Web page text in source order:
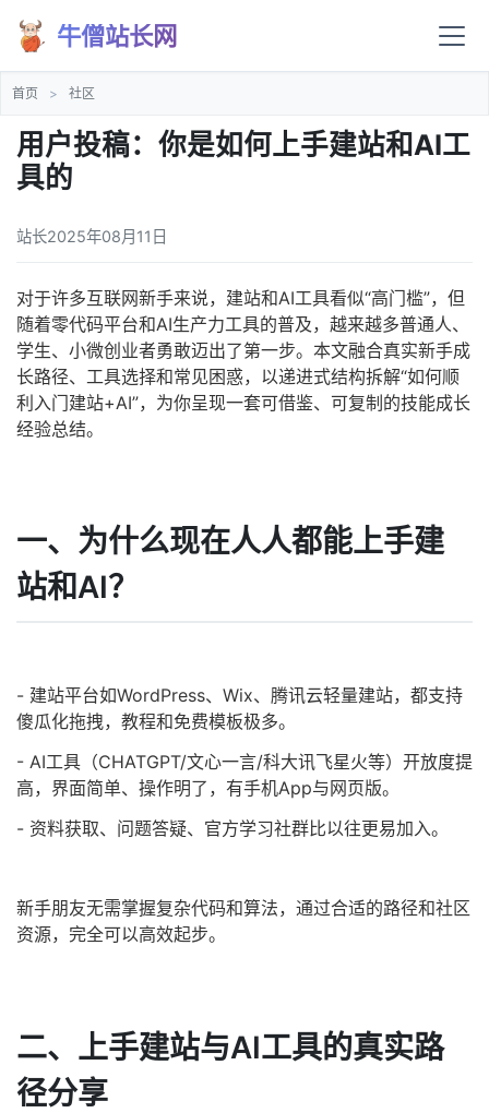
牛僧站长网
首页 > 社区
用户投稿：你是如何上手建站和AI工
具的
站长2025年08月11日
对于许多互联网新手来说，建站和AI工具看似“高门槛”，但
随着零代码平台和AI生产力工具的普及，越来越多普通人、
学生、小微创业者勇敢迈出了第一步。本文融合真实新手成
长路径、工具选择和常见困惑，以递进式结构拆解“如何顺
利入门建站+AI”，为你呈现一套可借鉴、可复制的技能成长
经验总结。
一、为什么现在人人都能上手建
站和AI？
- 建站平台如WordPress、Wix、腾讯云轻量建站，都支持
傻瓜化拖拽，教程和免费模板极多。
- AI工具（CHATGPT/文心一言/科大讯飞星火等）开放度提
高，界面简单、操作明了，有手机App与网页版。
- 资料获取、问题答疑、官方学习社群比以往更易加入。
新手朋友无需掌握复杂代码和算法，通过合适的路径和社区
资源，完全可以高效起步。
二、上手建站与AI工具的真实路
径分享